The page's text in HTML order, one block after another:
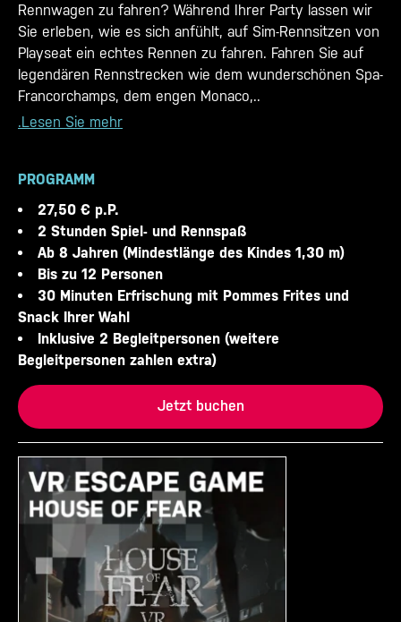
Rennwagen zu fahren? Während Ihrer Party lassen wir
Sie erleben, wie es sich anfühlt, auf Sim-Rennsitzen von
Playseat ein echtes Rennen zu fahren. Fahren Sie auf
legendären Rennstrecken wie dem wunderschönen Spa-
Francorchamps, dem engen Monaco,..
.Lesen Sie mehr
PROGRAMM
27,50 € p.P.
2 Stunden Spiel- und Rennspaß
Ab 8 Jahren (Mindestlänge des Kindes 1,30 m)
Bis zu 12 Personen
30 Minuten Erfrischung mit Pommes Frites und
Snack Ihrer Wahl
Inklusive 2 Begleitpersonen (weitere
Begleitpersonen zahlen extra)
Jetzt buchen